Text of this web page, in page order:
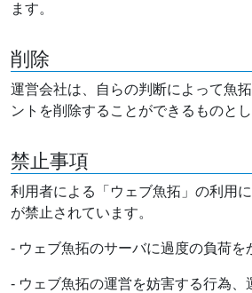
ます。
削除
運営会社は、自らの判断によって魚
ントを削除することができるものとし
禁止事項
利用者による「ウェブ魚拓」の利用
が禁止されています。
- ウェブ魚拓のサーバに過度の負荷を
- ウェブ魚拓の運営を妨害する行為、